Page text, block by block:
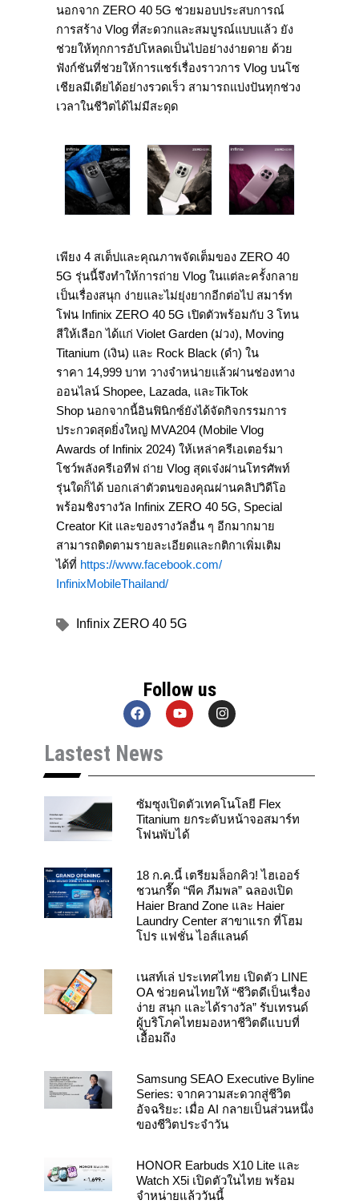
นอกจาก ZERO 40 5G ช่วยมอบประสบการณ์
การสร้าง Vlog ที่สะดวกและสมบูรณ์แบบแล้ว ยัง
ช่วยให้ทุกการอัปโหลดเป็นไปอย่างง่ายดาย ด้วย
ฟังก์ชันที่ช่วยให้การแชร์เรื่องราวการ Vlog บนโซ
เชียลมีเดียได้อย่างรวดเร็ว สามารถแบ่งปันทุกช่วง
เวลาในชีวิตได้ไม่มีสะดุด
เพียง 4 สเต็ปและคุณภาพจัดเต็มของ ZERO 40
5G รุ่นนี้จึงทำให้การถ่าย Vlog ในแต่ละครั้งกลาย
เป็นเรื่องสนุก ง่ายและไม่ยุ่งยากอีกต่อไป สมาร์ท
โฟน Infinix ZERO 40 5G เปิดตัวพร้อมกับ 3 โทน
สีให้เลือก ได้แก่ Violet Garden (ม่วง), Moving
Titanium (เงิน) และ Rock Black (ดำ) ใน
ราคา 14,999 บาท วางจำหน่ายแล้วผ่านช่องทาง
ออนไลน์ Shopee, Lazada, และTikTok
Shop นอกจากนี้อินฟินิกซ์ยังได้จัดกิจกรรมการ
ประกวดสุดยิ่งใหญ่ MVA204 (Mobile Vlog
Awards of Infinix 2024) ให้เหล่าครีเอเตอร์มา
โชว์พลังครีเอทีฟ ถ่าย Vlog สุดเจ๋งผ่านโทรศัพท์
รุ่นใดก็ได้ บอกเล่าตัวตนของคุณผ่านคลิปวิดีโอ
พร้อมชิงรางวัล Infinix ZERO 40 5G, Special
Creator Kit และของรางวัลอื่น ๆ อีกมากมาย
สามารถติดตามรายละเอียดและกติกาเพิ่มเติม
ได้ที่ https://www.facebook.com/
InfinixMobileThailand/
Infinix ZERO 40 5G
Follow us
F
a
e
b
o
k
Y
o
b
I
n
g
a
m
Lastest News
ซัมซุงเปิดตัวเทคโนโลยี Flex
Titanium ยกระดับหน้าจอสมาร์ท
โฟนพับได้
18 ก.ค.นี้ เตรียมล็อกคิว! ไฮเออร์
ชวนกรี๊ด “พีค ภีมพล” ฉลองเปิด
Haier Brand Zone และ Haier
Laundry Center สาขาแรก ที่โฮม
โปร แฟชั่น ไอส์แลนด์
เนสท์เล่ ประเทศไทย เปิดตัว LINE
OA ช่วยคนไทยให้ “ชีวิตดีเป็นเรื่อง
ง่าย สนุก และได้รางวัล” รับเทรนด์
ผู้บริโภคไทยมองหาชีวิตดีแบบที่
เอื้อมถึง
Samsung SEAO Executive Byline
Series: จากความสะดวกสู่ชีวิต
อัจฉริยะ: เมื่อ AI กลายเป็นส่วนหนึ่ง
ของชีวิตประจำวัน
HONOR Earbuds X10 Lite และ
Watch X5i เปิดตัวในไทย พร้อม
จำหน่ายแล้ววันนี้